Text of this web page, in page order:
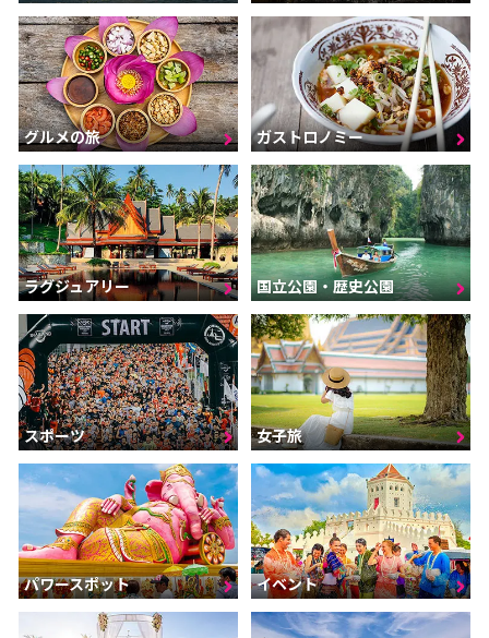
グルメの旅 ガストロノミー
ラグジュアリー 国立公園・歴史公園
スポーツ 女子旅
パワースポット イベント